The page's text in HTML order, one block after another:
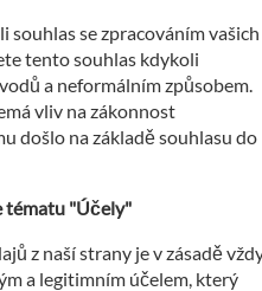
souhlas se zpracováním vašich
tento souhlas kdykoli
a neformálním způsobem.
vliv na zákonnost
došlo na základě souhlasu do
tématu "Účely"
z naší strany je v zásadě
a legitimním účelem, který